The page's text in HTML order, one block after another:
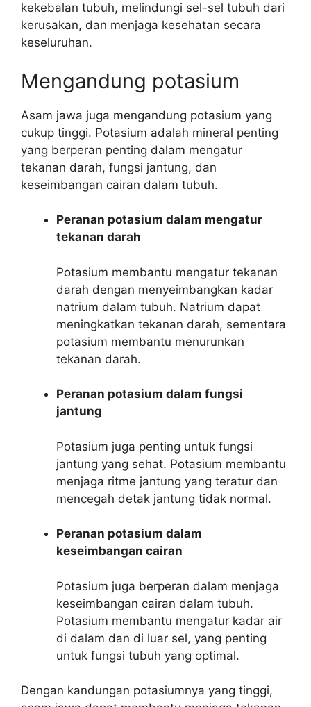
kekebalan tubuh, melindungi sel-sel tubuh dari
kerusakan, dan menjaga kesehatan secara
keseluruhan.
Mengandung potasium
Asam jawa juga mengandung potasium yang
cukup tinggi. Potasium adalah mineral penting
yang berperan penting dalam mengatur
tekanan darah, fungsi jantung, dan
keseimbangan cairan dalam tubuh.
Peranan potasium dalam mengatur
tekanan darah
Potasium membantu mengatur tekanan
darah dengan menyeimbangkan kadar
natrium dalam tubuh. Natrium dapat
meningkatkan tekanan darah, sementara
potasium membantu menurunkan
tekanan darah.
Peranan potasium dalam fungsi
jantung
Potasium juga penting untuk fungsi
jantung yang sehat. Potasium membantu
menjaga ritme jantung yang teratur dan
mencegah detak jantung tidak normal.
Peranan potasium dalam
keseimbangan cairan
Potasium juga berperan dalam menjaga
keseimbangan cairan dalam tubuh.
Potasium membantu mengatur kadar air
di dalam dan di luar sel, yang penting
untuk fungsi tubuh yang optimal.
Dengan kandungan potasiumnya yang tinggi,